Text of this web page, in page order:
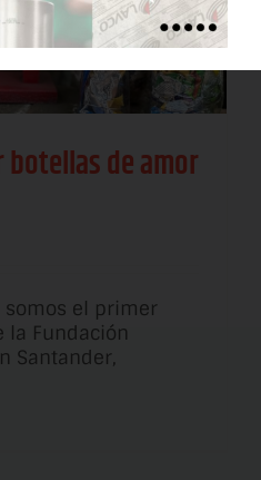
botellas de amor
somos el primer
la Fundación
Santander,